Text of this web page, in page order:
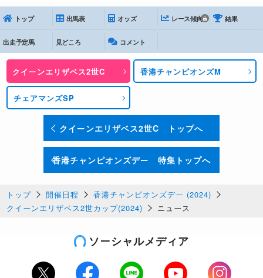
トップ 出馬表 オッズ レース傾向 結果
出走予定馬 見どころ コメント
クイーンエリザベス2世C 香港チャンピオンズM
チェアマンズSP
クイーンエリザベス2世C トップへ
香港チャンピオンズデー 特集トップへ
トップ 開催日程
香港チャンピオンズデー (2024)
クイーンエリザベス2世カップ(2024)
ニュース
ソーシャルメディア